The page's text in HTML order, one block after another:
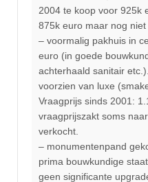
2004 te koop voor 925k
875k euro maar nog niet
– voormalig pakhuis in
euro (in goede
achterhaald sanitair
voorzien van luxe
Vraagprijs sinds 2001:
vraagprijszakt soms
verkocht.
– monumentenpand
prima bouwkundige
geen significante